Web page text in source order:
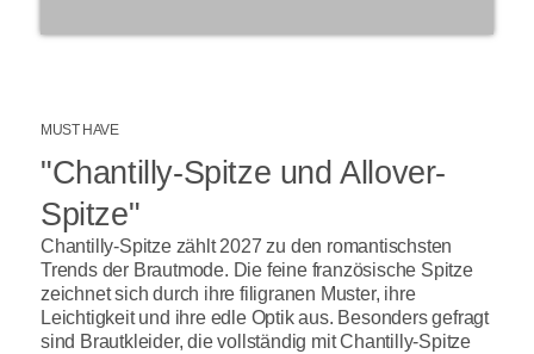
MUST HAVE
"Chantilly-Spitze und Allover-
Spitze"
Chantilly-Spitze zählt 2027 zu den romantischsten
Trends der Brautmode. Die feine französische Spitze
zeichnet sich durch ihre filigranen Muster, ihre
Leichtigkeit und ihre edle Optik aus. Besonders gefragt
sind Brautkleider, die vollständig mit Chantilly-Spitze